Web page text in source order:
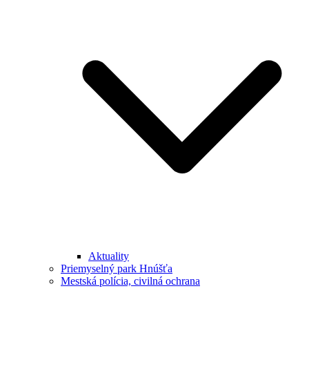
Aktuality
Priemyselný park Hnúšťa
Mestská polícia, civilná ochrana